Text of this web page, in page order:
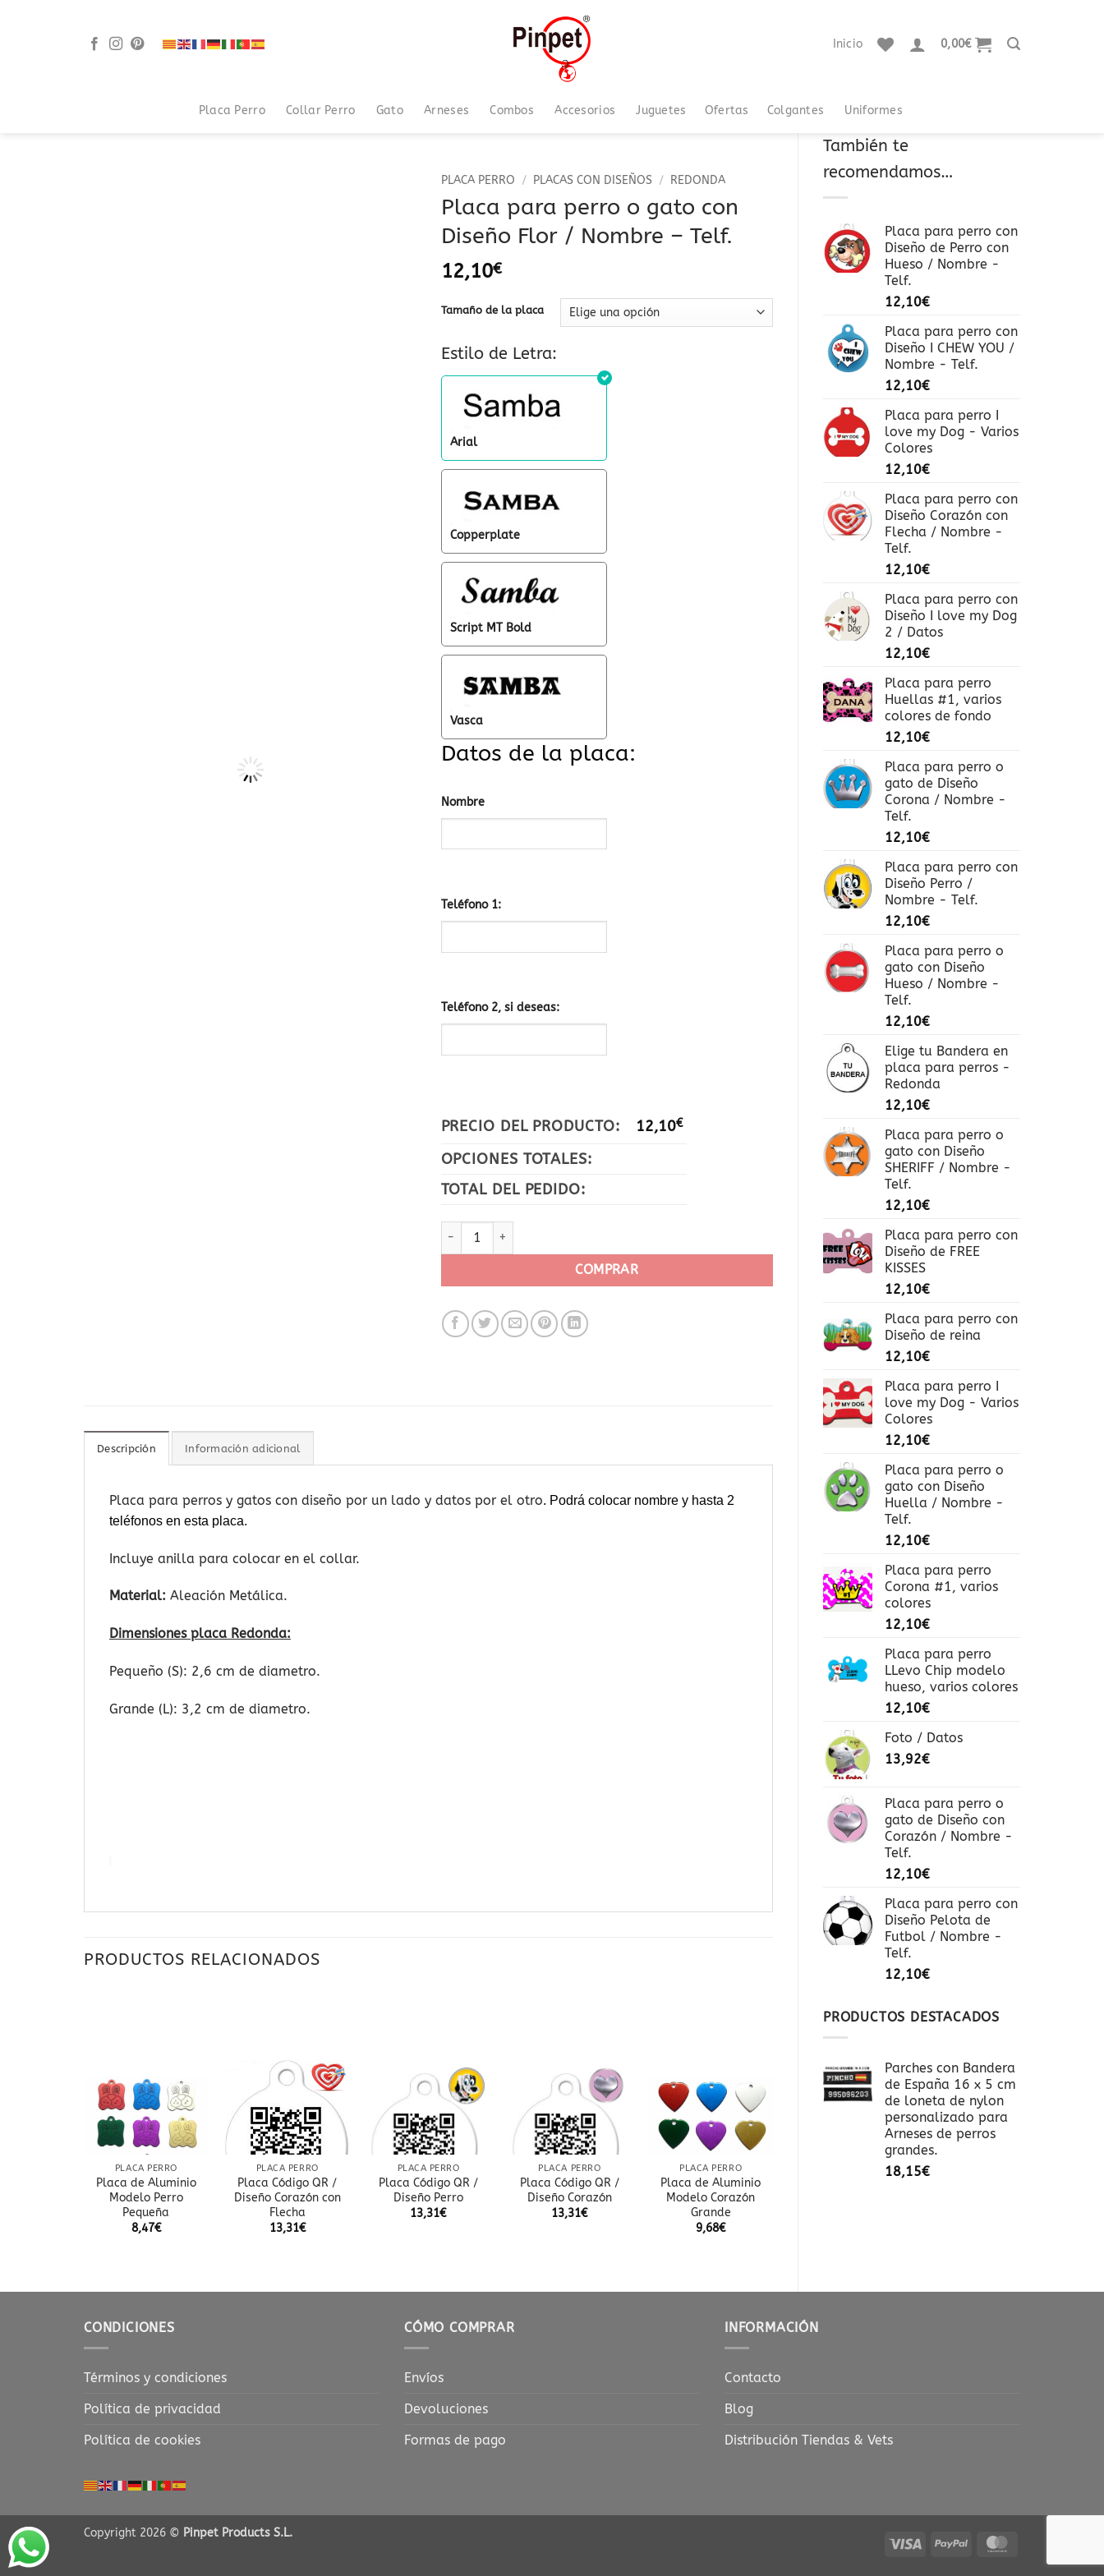
Inicio 0,00€
Placa Perro Collar Perro Gato Arneses Combos Accesorios Juguetes Ofertas Colgantes Uniformes
También te
recomendamos…
Placa para perro con
Diseño de Perro con
Hueso / Nombre -
Telf.
12,10€
Placa para perro con
Diseño I CHEW YOU /
Nombre - Telf.
12,10€
Placa para perro I
love my Dog - Varios
Colores
12,10€
Placa para perro con
Diseño Corazón con
Flecha / Nombre -
Telf.
12,10€
Placa para perro con
Diseño I love my Dog
2 / Datos
12,10€
Placa para perro
Huellas #1, varios
colores de fondo
12,10€
Placa para perro o
gato de Diseño
Corona / Nombre -
Telf.
12,10€
Placa para perro con
Diseño Perro /
Nombre - Telf.
12,10€
Placa para perro o
gato con Diseño
Hueso / Nombre -
Telf.
12,10€
Elige tu Bandera en
placa para perros -
Redonda
12,10€
Placa para perro o
gato con Diseño
SHERIFF / Nombre -
Telf.
12,10€
Placa para perro con
Diseño de FREE
KISSES
12,10€
Placa para perro con
Diseño de reina
12,10€
Placa para perro I
love my Dog - Varios
Colores
12,10€
Placa para perro o
gato con Diseño
Huella / Nombre -
Telf.
12,10€
Placa para perro
Corona #1, varios
colores
12,10€
Placa para perro
LLevo Chip modelo
hueso, varios colores
12,10€
Foto / Datos
13,92€
Placa para perro o
gato de Diseño con
Corazón / Nombre -
Telf.
12,10€
Placa para perro con
Diseño Pelota de
Futbol / Nombre -
Telf.
12,10€
PRODUCTOS DESTACADOS
Parches con Bandera
de España 16 x 5 cm
de loneta de nylon
personalizado para
Arneses de perros
grandes.
18,15€
PLACA PERRO / PLACAS CON DISEÑOS / REDONDA
Placa para perro o gato con
Diseño Flor / Nombre – Telf.
12,10€
Tamaño de la placa
Estilo de Letra:
Arial
Copperplate
Script MT Bold
Vasca
Datos de la placa:
Nombre
Teléfono 1:
Teléfono 2, si deseas:
PRECIO DEL PRODUCTO: 12,10€
OPCIONES TOTALES:
TOTAL DEL PEDIDO:
Placa para perro o gato con Diseño Flor / Nombre - Telf. cantidad
COMPRAR
Descripción Información adicional
Placa para perros y gatos con diseño por un lado y datos por el otro. Podrá colocar nombre y hasta 2
teléfonos en esta placa.
Incluye anilla para colocar en el collar.
Material: Aleación Metálica.
Dimensiones placa Redonda:
Pequeño (S): 2,6 cm de diametro.
Grande (L): 3,2 cm de diametro.
PRODUCTOS RELACIONADOS
deseos
PLACA PERRO
Placa de Aluminio
Modelo Perro
Pequeña
8,47€
de
deseos
PLACA PERRO
Placa Código QR /
Diseño Corazón con
Flecha
13,31€
de
deseos
PLACA PERRO
Placa Código QR /
Diseño Perro
13,31€
de
deseos
PLACA PERRO
Placa Código QR /
Diseño Corazón
13,31€
deseos
PLACA PERRO
Placa de Aluminio
Modelo Corazón
Grande
9,68€
de
deseos
CONDICIONES
Términos y condiciones
Política de privacidad
Política de cookies
CÓMO COMPRAR
Envíos
Devoluciones
Formas de pago
INFORMACIÓN
Contacto
Blog
Distribución Tiendas & Vets
Visa PayPal
Copyright 2026 © Pinpet Products S.L.